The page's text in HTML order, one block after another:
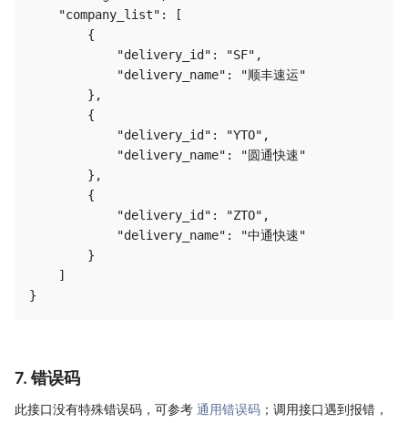
    "company_list": [
        {
            "delivery_id": "SF",
            "delivery_name": "顺丰速运"
        },
        {
            "delivery_id": "YTO",
            "delivery_name": "圆通快速"
        },
        {
            "delivery_id": "ZTO",
            "delivery_name": "中通快速"
        }
    ]
7. 错误码
此接口没有特殊错误码，可参考 通用错误码 ；调用接口遇到报错，